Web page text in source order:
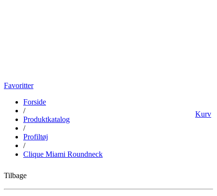
Favoritter
Kurv
Forside
/
Produktkatalog
/
Profiltøj
/
Clique Miami Roundneck
Tilbage